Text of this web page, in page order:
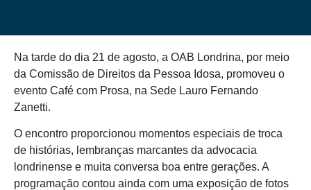
Na tarde do dia 21 de agosto, a OAB Londrina, por meio
da Comissão de Direitos da Pessoa Idosa, promoveu o
evento Café com Prosa, na Sede Lauro Fernando
Zanetti.
O encontro proporcionou momentos especiais de troca
de histórias, lembranças marcantes da advocacia
londrinense e muita conversa boa entre gerações. A
programação contou ainda com uma exposição de fotos